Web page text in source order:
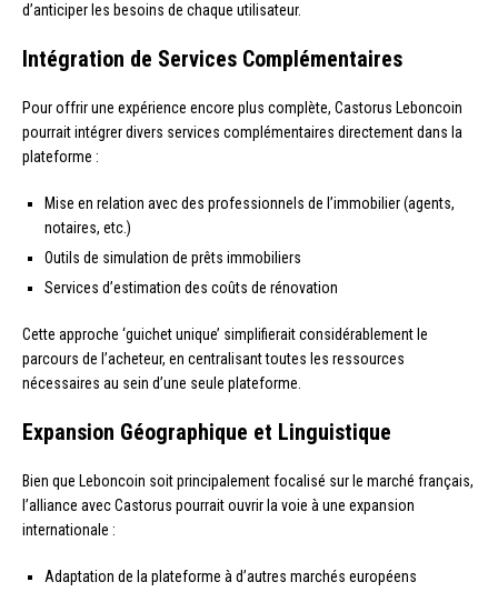
d’anticiper les besoins de chaque utilisateur.
Intégration de Services Complémentaires
Pour offrir une expérience encore plus complète, Castorus Leboncoin
pourrait intégrer divers services complémentaires directement dans la
plateforme :
Mise en relation avec des professionnels de l’immobilier (agents,
notaires, etc.)
Outils de simulation de prêts immobiliers
Services d’estimation des coûts de rénovation
Cette approche ‘guichet unique’ simplifierait considérablement le
parcours de l’acheteur, en centralisant toutes les ressources
nécessaires au sein d’une seule plateforme.
Expansion Géographique et Linguistique
Bien que Leboncoin soit principalement focalisé sur le marché français,
l’alliance avec Castorus pourrait ouvrir la voie à une expansion
internationale :
Adaptation de la plateforme à d’autres marchés européens